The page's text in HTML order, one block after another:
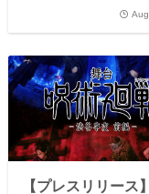
【プレスリリース